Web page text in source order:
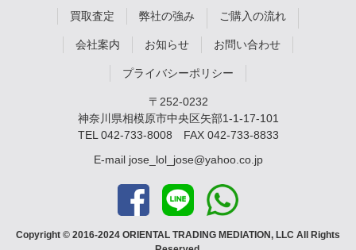
買取査定 弊社の強み ご購入の流れ
会社案内 お知らせ お問い合わせ
プライバシーポリシー
〒252-0232
神奈川県相模原市中央区矢部1-1-17-101
TEL 042-733-8008 FAX 042-733-8833
E-mail jose_lol_jose@yahoo.co.jp
Copyright © 2016-2024 ORIENTAL TRADING MEDIATION, LLC All Rights